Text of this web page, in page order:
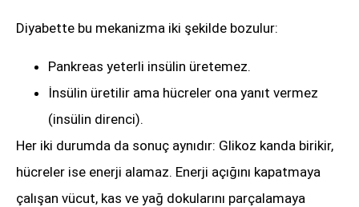
Diyabette bu mekanizma iki şekilde bozulur:
Pankreas yeterli insülin üretemez.
İnsülin üretilir ama hücreler ona yanıt vermez
(insülin direnci).
Her iki durumda da sonuç aynıdır: Glikoz kanda birikir,
hücreler ise enerji alamaz. Enerji açığını kapatmaya
çalışan vücut, kas ve yağ dokularını parçalamaya